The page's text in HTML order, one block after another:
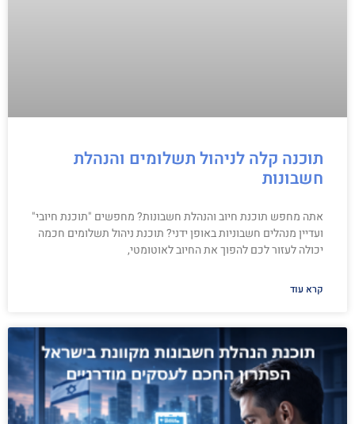
תוכנה קלה לניהול תשלומים והנהלת
חשבונות
אתה מחפש תוכנת חיוב והנהלת חשבונות? מחפשים "תוכנת חיובי"
ועדיין מנהלים חשבוניות באופן ידני? תוכנת ניהול תשלומים חכמה
יכולה לעזור לכם להפוך את החיוב לאוטומטי,
קרא עוד